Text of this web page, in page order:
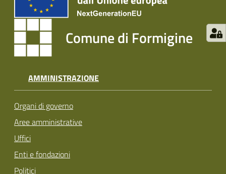
Comune di Formigine
AMMINISTRAZIONE
Organi di governo
Aree amministrative
Uffici
Enti e fondazioni
Politici